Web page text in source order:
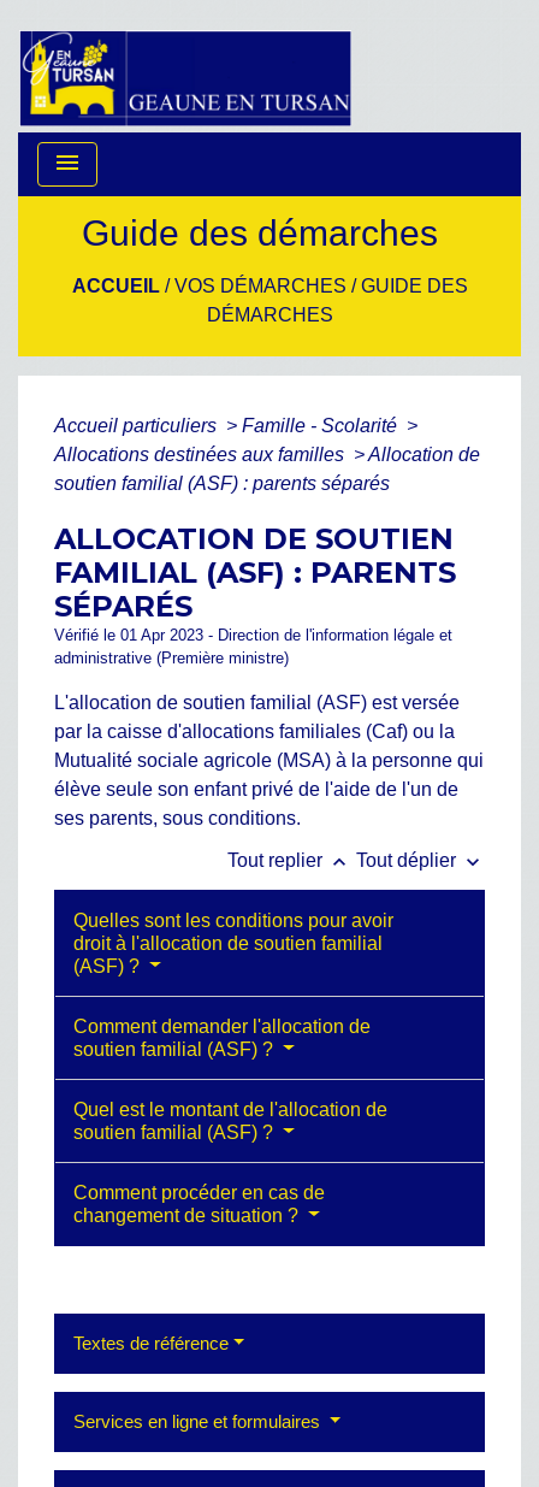
menu
Guide des démarches
ACCUEIL/VOS DÉMARCHES /GUIDE DES
DÉMARCHES
Accueil particuliers > Famille - Scolarité >
Allocations destinées aux familles >Allocation de
soutien familial (ASF) : parents séparés
ALLOCATION DE SOUTIEN
FAMILIAL (ASF) : PARENTS
SÉPARÉS
Vérifié le 01 Apr 2023 - Direction de l'information légale et
administrative (Première ministre)
L'allocation de soutien familial (ASF) est versée
par la caisse d'allocations familiales (Caf) ou la
Mutualité sociale agricole (MSA) à la personne qui
élève seule son enfant privé de l'aide de l'un de
ses parents, sous conditions.
Tout replier keyboard_arrow_up Tout déplier keyboard_arrow_down
Quelles sont les conditions pour avoir
droit à l'allocation de soutien familial
(ASF) ?
Comment demander l'allocation de
soutien familial (ASF) ?
Quel est le montant de l'allocation de
soutien familial (ASF) ?
Comment procéder en cas de
changement de situation ?
Textes de référence
Services en ligne et formulaires